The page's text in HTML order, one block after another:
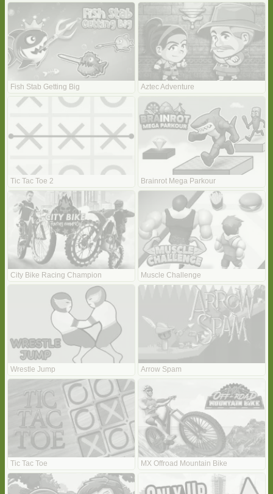
Fish Stab Getting Big Aztec Adventure
Tic Tac Toe 2 Brainrot Mega Parkour
City Bike Racing Champion Muscle Challenge
Wrestle Jump Arrow Spam
Tic Tac Toe MX Offroad Mountain Bike